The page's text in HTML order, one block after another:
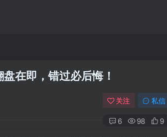
在即，错过必后悔！
关注 私信
6 98 9